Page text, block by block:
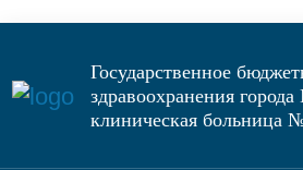
2023 г. – Курс по
фибрилляции предсердий.
центр сердечно-
Государственное
здравоохранения
клиническая